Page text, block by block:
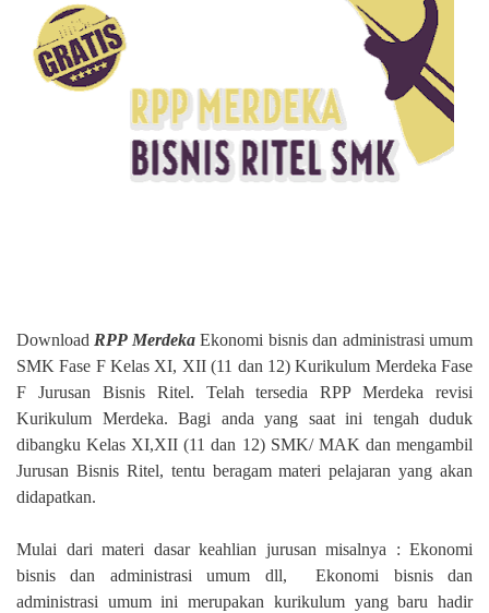
DownloadRPP MerdekaEkonomi bisnis dan administrasi umum
SMK Fase F Kelas XI, XII (11 dan 12) Kurikulum Merdeka Fase
F Jurusan Bisnis Ritel. Telah tersedia RPP Merdeka revisi
Kurikulum Merdeka. Bagi anda yang saat ini tengah duduk
dibangku Kelas XI,XII (11 dan 12) SMK/ MAK dan mengambil
Jurusan Bisnis Ritel, tentu beragam materi pelajaran yang akan
didapatkan.
Mulai dari materi dasar keahlian jurusan misalnya : Ekonomi
bisnis dan administrasi umum dll, Ekonomi bisnis dan
administrasi umum ini merupakan kurikulum yang baru hadir